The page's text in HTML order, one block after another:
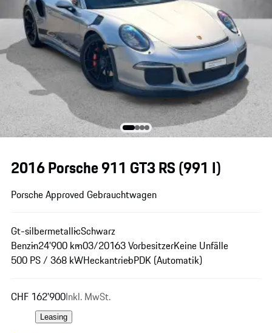
2016 Porsche 911 GT3 RS(991 I)
Porsche Approved Gebrauchtwagen
Gt-silbermetallicSchwarz
Benzin24'900 km03/20163 VorbesitzerKeine Unfälle
500 PS / 368 kWHeckantriebPDK (Automatik)
CHF 162'900Inkl. MwSt.
Leasing